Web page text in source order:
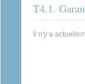
T4.1.
Il n'y a